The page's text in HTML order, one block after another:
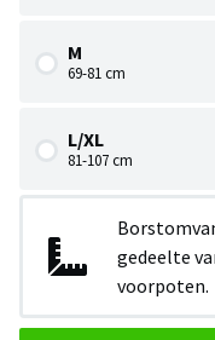
M
69-81 cm
L/XL
81-107 cm
gedeelte
voorpoten.